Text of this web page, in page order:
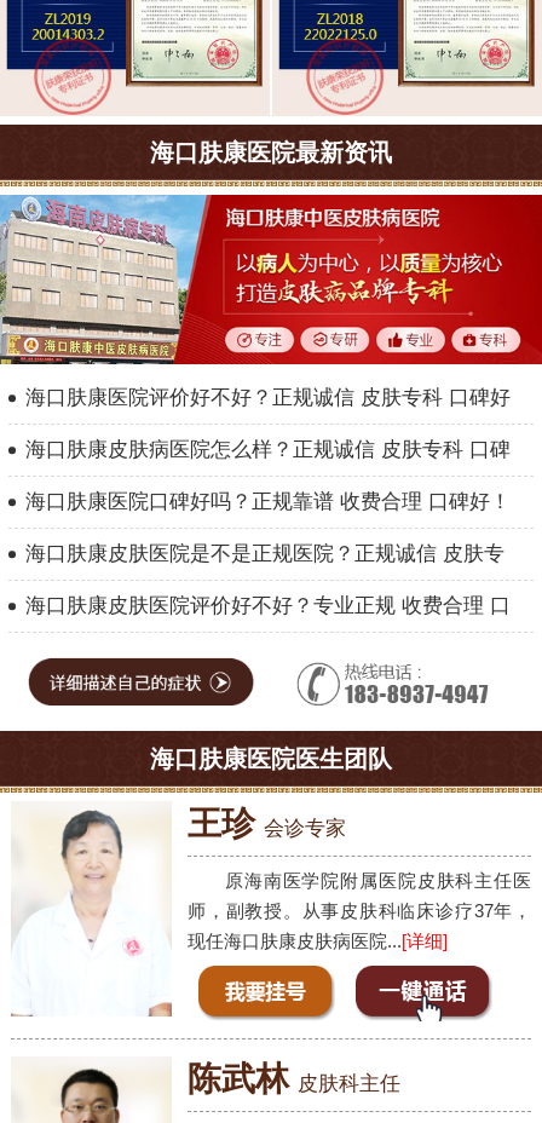
海口肤康医院最新资讯
海口肤康医院评价好不好？正规诚信 皮肤专科 口碑好
海口肤康皮肤病医院怎么样？正规诚信 皮肤专科 口碑
海口肤康医院口碑好吗？正规靠谱 收费合理 口碑好！
海口肤康皮肤医院是不是正规医院？正规诚信 皮肤专
海口肤康皮肤医院评价好不好？专业正规 收费合理 口
海口肤康医院医生团队
王珍 会诊专家
原海南医学院附属医院皮肤科主任医
师，副教授。从事皮肤科临床诊疗37年，
现任海口肤康皮肤病医院...[详细]
陈武林 皮肤科主任